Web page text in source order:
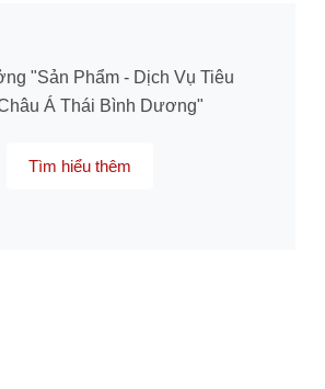
"Sản Phẩm - Dịch Vụ Tiêu
Á Thái Bình Dương"
Tìm hiểu thêm